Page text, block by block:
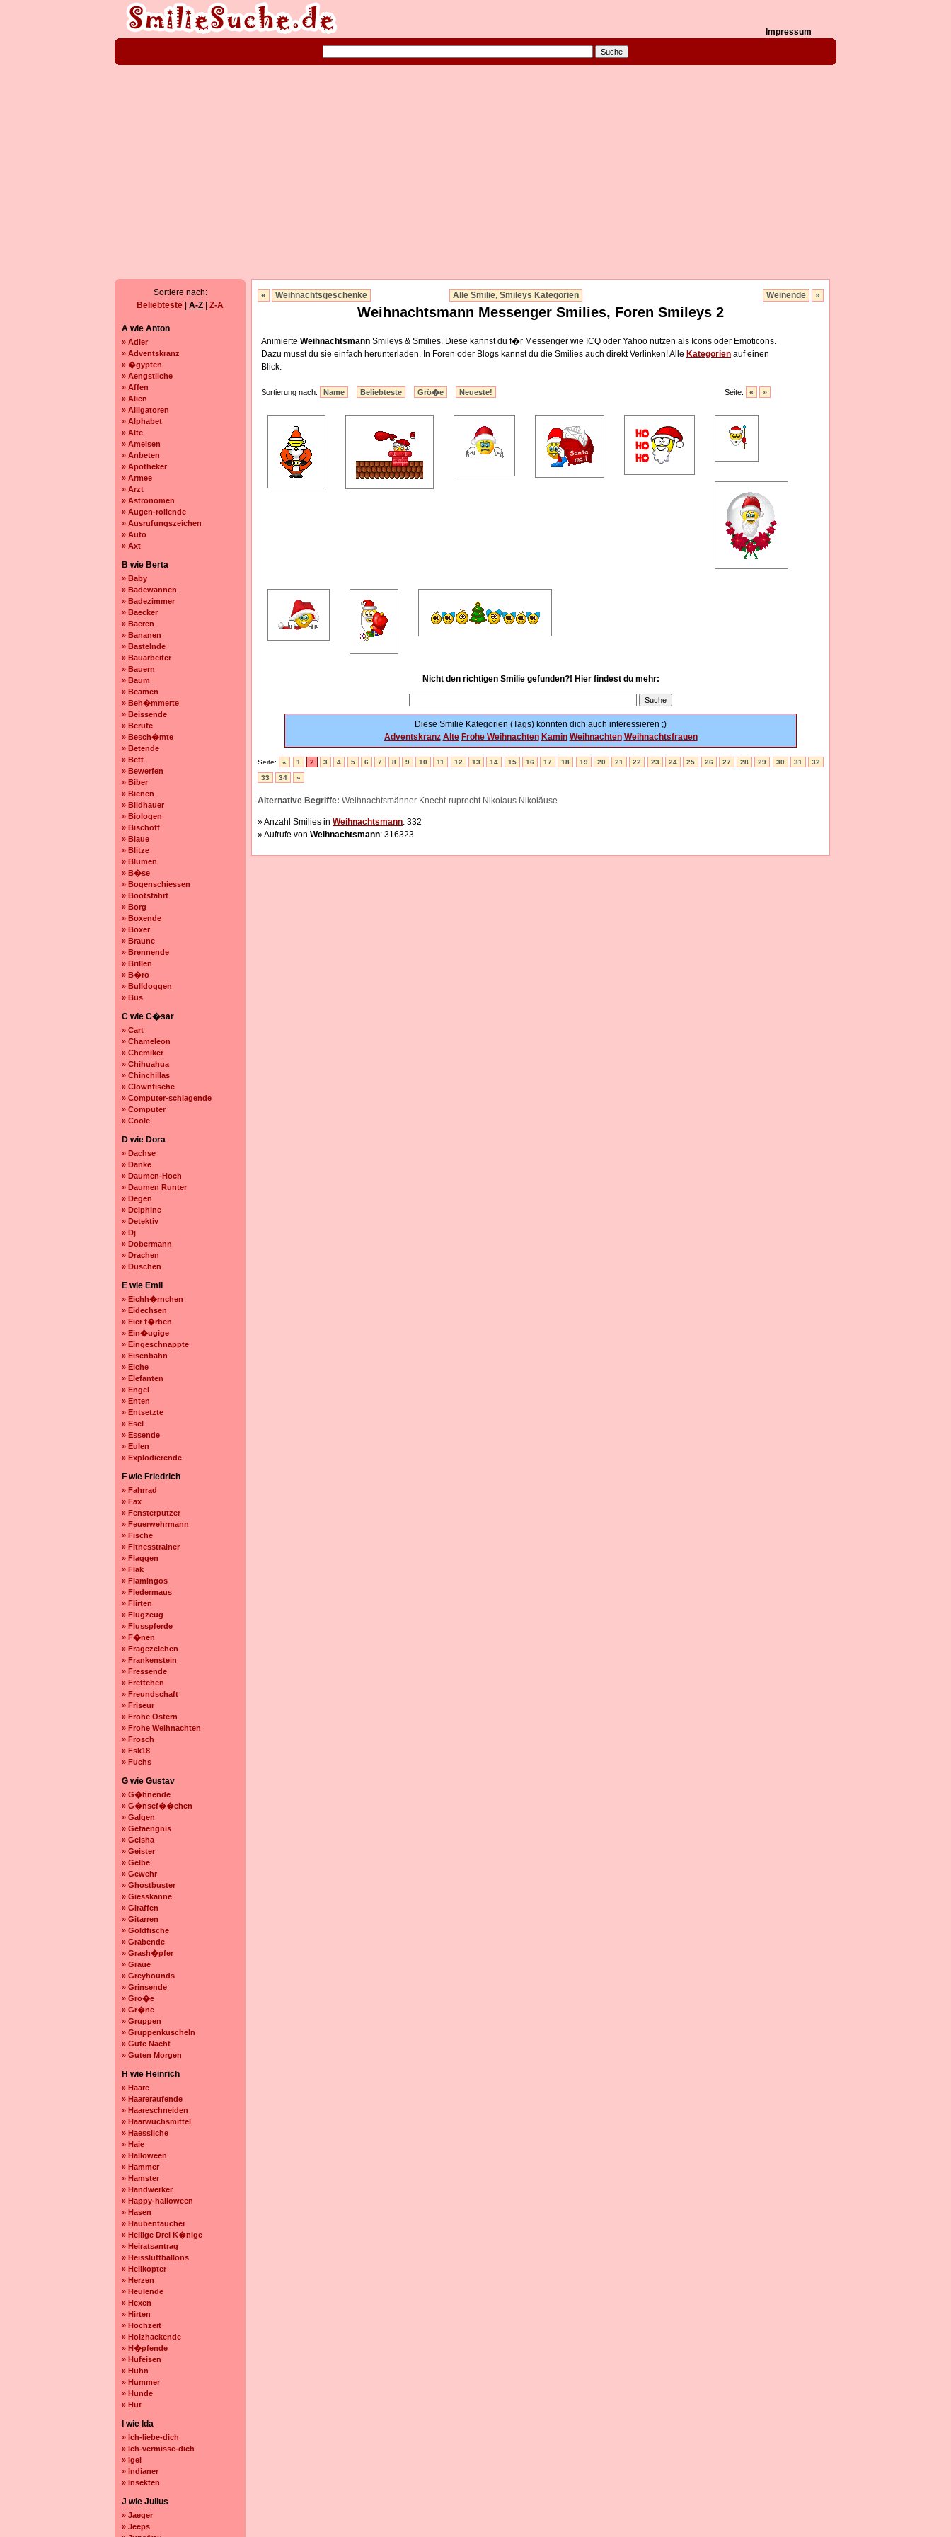
Impressum
Sortiere nach:
Beliebteste
A-Z Z-A
A wie Anton
» Adler
» Adventskranz
» �gypten
» Aengstliche
» Affen
» Alien
» Alligatoren
» Alphabet
» Alte
» Ameisen
» Anbeten
» Apotheker
» Armee
» Arzt
» Astronomen
» Augen-rollende
» Ausrufungszeichen
» Auto
» Axt
B wie Berta
» Baby
» Badewannen
» Badezimmer
» Baecker
» Baeren
» Bananen
» Bastelnde
» Bauarbeiter
» Bauern
» Baum
» Beamen
» Beh�mmerte
» Beissende
» Berufe
» Besch�mte
» Betende
» Bett
» Bewerfen
» Biber
» Bienen
» Bildhauer
» Biologen
» Bischoff
» Blaue
» Blitze
» Blumen
» B�se
» Bogenschiessen
» Bootsfahrt
» Borg
» Boxende
» Boxer
» Braune
» Brennende
» Brillen
» B�ro
» Bulldoggen
» Bus
C wie C�sar
» Cart
» Chameleon
» Chemiker
» Chihuahua
» Chinchillas
» Clownfische
» Computer-schlagende
» Computer
» Coole
D wie Dora
» Dachse
» Danke
» Daumen-Hoch
» Daumen Runter
» Degen
» Delphine
» Detektiv
» Dj
» Dobermann
» Drachen
» Duschen
E wie Emil
» Eichh�rnchen
» Eidechsen
» Eier f�rben
» Ein�ugige
» Eingeschnappte
» Eisenbahn
» Elche
» Elefanten
» Engel
» Enten
» Entsetzte
» Esel
» Essende
» Eulen
» Explodierende
F wie Friedrich
» Fahrrad
» Fax
» Fensterputzer
» Feuerwehrmann
» Fische
» Fitnesstrainer
» Flaggen
» Flak
» Flamingos
» Fledermaus
» Flirten
» Flugzeug
» Flusspferde
» F�nen
» Fragezeichen
» Frankenstein
» Fressende
» Frettchen
» Freundschaft
» Friseur
» Frohe Ostern
» Frohe Weihnachten
» Frosch
» Fsk18
» Fuchs
G wie Gustav
» G�hnende
» G�nsef��chen
» Galgen
» Gefaengnis
» Geisha
» Geister
» Gelbe
» Gewehr
» Ghostbuster
» Giesskanne
» Giraffen
» Gitarren
» Goldfische
» Grabende
» Grash�pfer
» Graue
» Greyhounds
» Grinsende
» Gro�e
» Gr�ne
» Gruppen
» Gruppenkuscheln
» Gute Nacht
» Guten Morgen
H wie Heinrich
» Haare
» Haareraufende
» Haareschneiden
» Haarwuchsmittel
» Haessliche
» Haie
» Halloween
» Hammer
» Hamster
» Handwerker
» Happy-halloween
» Hasen
» Haubentaucher
» Heilige Drei K�nige
» Heiratsantrag
» Heissluftballons
» Helikopter
» Herzen
» Heulende
» Hexen
» Hirten
» Hochzeit
» Holzhackende
» H�pfende
» Hufeisen
» Huhn
» Hummer
» Hunde
» Hut
I wie Ida
» Ich-liebe-dich
» Ich-vermisse-dich
» Igel
» Indianer
» Insekten
J wie Julius
» Jaeger
» Jeeps
« Weihnachtsgeschenke Alle Smilie, Smileys Kategorien Weinende »
Weihnachtsmann Messenger Smilies, Foren Smileys 2
Animierte Weihnachtsmann Smileys & Smilies. Diese kannst du f�r Messenger wie ICQ oder Yahoo nutzen als Icons oder Emoticons.
Dazu musst du sie einfach herunterladen. In Foren oder Blogs kannst du die Smilies auch direkt Verlinken! Alle Kategorien auf einen
Blick.
Sortierung nach: Name Beliebteste Grö�e Neueste! Seite: « »
Nicht den richtigen Smilie gefunden?! Hier findest du mehr:
Diese Smilie Kategorien (Tags) könnten dich auch interessieren ;)
Adventskranz Alte Frohe Weihnachten Kamin Weihnachten Weihnachtsfrauen
Seite: « 1 2 3 4 5 6 7 8 9 10 11 12 13 14 15 16 17 18 19 20 21 22 23 24 25 26 27 28 29 30 31
32
33
34 »
Alternative Begriffe: Weihnachtsmänner Knecht-ruprecht Nikolaus Nikoläuse
» Anzahl Smilies in Weihnachtsmann: 332
» Aufrufe von Weihnachtsmann: 316323